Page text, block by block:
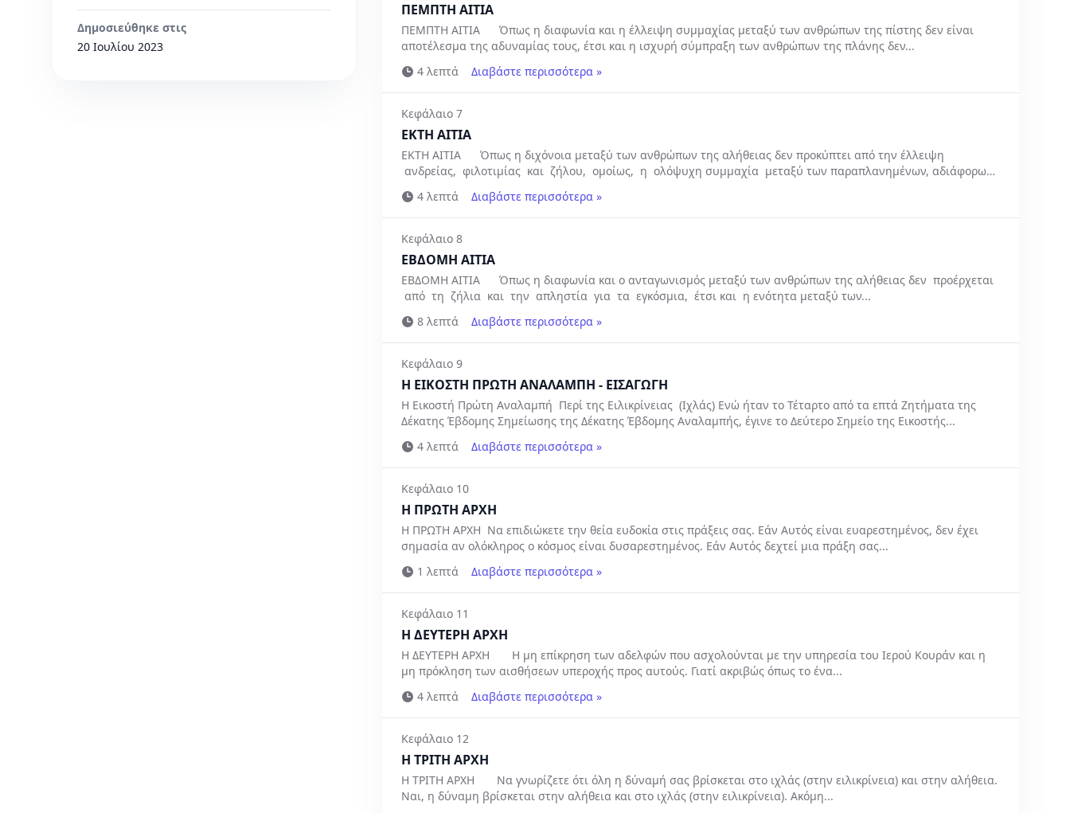
Δημοσιεύθηκε στις
20 Ιουλίου 2023
ΠΕΜΠΤΗ ΑΙΤΙΑ
ΠΕΜΠΤΗ ΑΙΤΙΑ Όπως η διαφωνία και η έλλειψη συμμαχίας μεταξύ των ανθρώπων της πίστης δεν είναι
αποτέλεσμα της αδυναμίας τους, έτσι και η ισχυρή σύμπραξη των ανθρώπων της πλάνης δεν...
4 λεπτά
Διαβάστε περισσότερα »
Κεφάλαιο 7
ΕΚΤΗ ΑΙΤΙΑ
ΕΚΤΗ ΑΙΤΙΑ Όπως η διχόνοια μεταξύ των ανθρώπων της αλήθειας δεν προκύπτει από την έλλειψη
ανδρείας, φιλοτιμίας και ζήλου, ομοίως, η ολόψυχη συμμαχία μεταξύ των παραπλανημένων, αδιάφορων
4 λεπτά Διαβάστε περισσότερα »
Κεφάλαιο 8
ΕΒΔΟΜΗ ΑΙΤΙΑ
ΕΒΔΟΜΗ ΑΙΤΙΑ Όπως η διαφωνία και ο ανταγωνισμός μεταξύ των ανθρώπων της αλήθειας δεν πρoέρχεται
από τη ζήλια και την απληστία για τα εγκόσμια, έτσι και η ενότητα μεταξύ των...
8 λεπτά
Διαβάστε περισσότερα »
Κεφάλαιο 9
Η ΕΙΚΟΣΤΗ ΠΡΩΤΗ ΑΝΑΛΑΜΠΗ - ΕΙΣΑΓΩΓΗ
Η Εικοστή Πρώτη Αναλαμπή Περί της Ειλικρίνειας (Ιχλάς) Ενώ ήταν το Τέταρτο από τα επτά Ζητήματα της
Δέκατης Έβδομης Σημείωσης της Δέκατης Έβδομης Αναλαμπής, έγινε το Δεύτερο Σημείο της Εικοστής...
4 λεπτά
Διαβάστε περισσότερα »
Κεφάλαιο 10
Η ΠΡΩΤΗ ΑΡΧΗ
Η ΠΡΩΤΗ ΑΡΧΗ Να επιδιώκετε την θεία ευδοκία στις πράξεις σας. Εάν Αυτός είναι ευαρεστημένος, δεν έχει
σημασία αν ολόκληρος ο κόσμος είναι δυσαρεστημένος. Εάν Αυτός δεχτεί μια πράξη σας...
1 λεπτά
Διαβάστε περισσότερα »
Κεφάλαιο 11
Η ΔΕΥΤΕΡΗ ΑΡΧΗ
Η ΔΕΥΤΕΡΗ ΑΡΧΗ Η μη επίκρηση των αδελφών που ασχολούνται με την υπηρεσία του Ιερού Κουράν και η
μη πρόκληση των αισθήσεων υπεροχής προς αυτούς. Γιατί ακριβώς όπως το ένα...
4 λεπτά
Διαβάστε περισσότερα »
Κεφάλαιο 12
Η ΤΡΙΤΗ ΑΡΧΗ
Η ΤΡΙΤΗ ΑΡΧΗ Να γνωρίζετε ότι όλη η δύναμή σας βρίσκεται στο ιχλάς (στην ειλικρίνεια) και στην αλήθεια.
Ναι, η δύναμη βρίσκεται στην αλήθεια και στο ιχλάς (στην ειλικρίνεια). Ακόμη...